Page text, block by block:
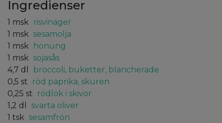
Ingredienser
1 msk risvinäger
1 msk sesamolja
1 msk
honung
1 msk sojasås
4,7 dl
broccoli, buketter, blancherade
0,5 st
röd paprika, skuren
0,25 st
rödlök i skivor
1,2 dl
svarta oliver
1 tsk sesamfrön